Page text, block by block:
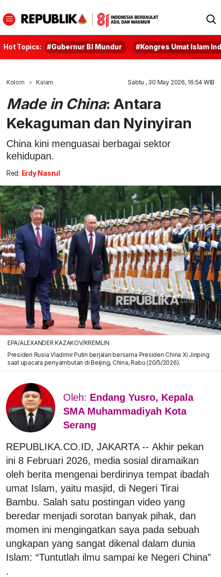
Hot Topics: #Gubernur BI Mundur #Kongres Umat Islam
Kolom Kalam Sabtu , 30 May 2026, 16:54 WIB
Made in China: Antara
Kekaguman dan Nyinyiran
China kini menguasai berbagai sektor
kehidupan.
Red: Erdy Nasrul
EPA/ALEXANDER KAZAKOV/KREMLIN
Presiden Rusia Vladimir Putin berjalan bersama Presiden China Xi Jinping
saat upacara penyambutan di Beijing, China, Rabu (20/5/2026).
Oleh: Endang Yusro, Kepala
SMA Muhammadiyah Kota
Serang
REPUBLIKA.CO.ID, JAKARTA -- Akhir pekan
ini 8 Februari 2026, media sosial diramaikan
oleh berita mengenai berdirinya tempat ibadah
umat Islam, yaitu masjid, di Negeri Tirai
Bambu. Salah satu postingan video yang
beredar menjadi sorotan banyak pihak, dan
momen ini mengingatkan saya pada sebuah
ungkapan yang sangat dikenal dalam dunia
Islam: “Tuntutlah ilmu sampai ke Negeri China”
.